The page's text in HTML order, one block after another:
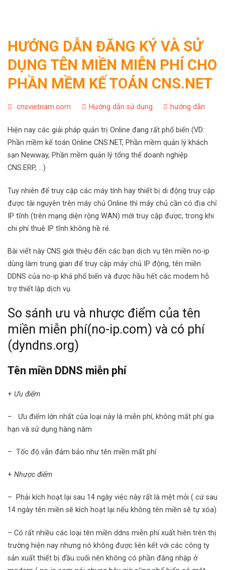
HƯỚNG DẪN ĐĂNG KÝ VÀ SỬ
DỤNG TÊN MIỀN MIỄN PHÍ CHO
PHẦN MỀM KẾ TOÁN CNS.NET
cnsvietnam.com Hướng dẫn sử dụng hướng dẫn
Hiện nay các giải pháp quản trị Online đang rất phổ biến (VD:
Phần mềm kế toán Online CNS.NET, Phần mềm quản lý khách
sạn Newway, Phần mềm quản lý tổng thể doanh nghiệp
CNS.ERP, …)
Tuy nhiên để truy cập các máy tính hay thiết bị di động truy cập
được tài nguyên trên máy chủ Online thì máy chủ cần có địa chỉ
IP tĩnh (trên mạng diện rộng WAN) mới truy cập được, trong khi
chi phí thuê IP tĩnh không hề rẻ.
Bài viết này CNS giới thiệu đến các bạn dịch vụ tên miền no-ip
dùng làm trung gian để truy cập máy chủ IP động, tên miền
DDNS của no-ip khá phổ biến và được hầu hết các modem hỗ
trợ thiết lập dịch vụ.
So sánh ưu và nhược điểm của tên
miền miễn phí(no-ip.com) và có phí
(dyndns.org)
Tên miền DDNS miễn phí
+ Ưu điểm
– Ưu điểm lớn nhất của loại này là miễn phí, không mất phí gia
hạn và sử dụng hàng năm
– Tốc độ vẫn đảm bảo như tên miền mất phí
+ Nhược điểm
– Phải kích hoạt lại sau 14 ngày việc này rất là mệt mỏi ( cứ sau
14 ngày tên miền sẽ kích hoạt lại nếu không tên miền sẽ tự xóa)
– Có rất nhiều các loại tên miền ddns miễn phí xuất hiên trên thị
trường hiện nay nhưng nó không được liên kết với các công ty
sản xuất thiết bị đầu cuối nên không có phần đăng nhập ở